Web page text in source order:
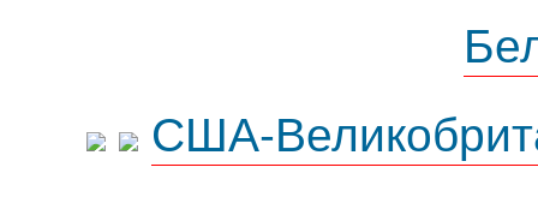
США-